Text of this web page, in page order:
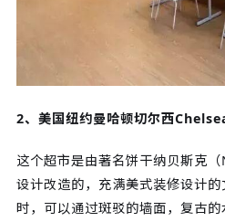
2、美国纽约曼哈顿切尔西
这个超市是由著名饼干纳贝斯克
设计改造的，充满美式装修设计
时，可以通过斑驳的墙面，复古